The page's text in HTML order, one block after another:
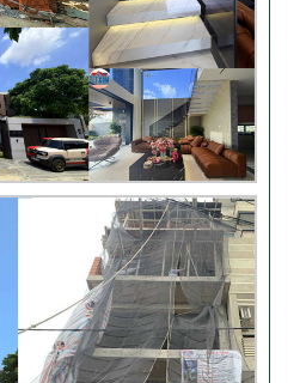
Video bàn giao nhà chị
Phượng – Nhà Bè TPHCM
Video đánh giá từ khách
hàng chị Oanh – sửa nhà
Nhận xét khách hàng nhà